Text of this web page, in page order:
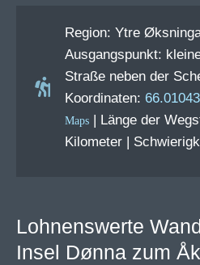
Region: Ytre
Ausgangspunkt:
Straße neben der
Koordinaten:
| Länge der
Kilometer |
Lohnenswerte
Insel Dønna zum